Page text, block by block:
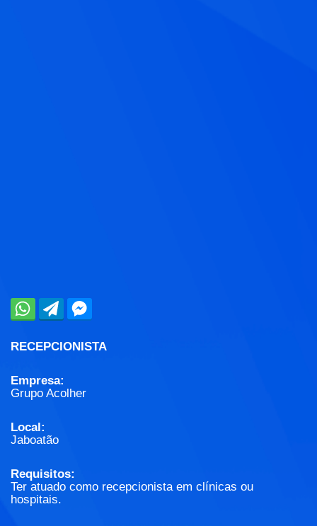
RECEPCIONISTA
Empresa:
Grupo Acolher
Local:
Jaboatão
Requisitos:
Ter atuado como recepcionista em clínicas ou
hospitais.